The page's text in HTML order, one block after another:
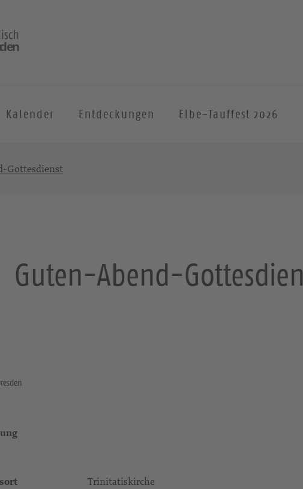
Kalender Entdeckungen Elbe-Tauffest 2026
Gottesdienst
Guten-Abend-
Trinitatiskirche